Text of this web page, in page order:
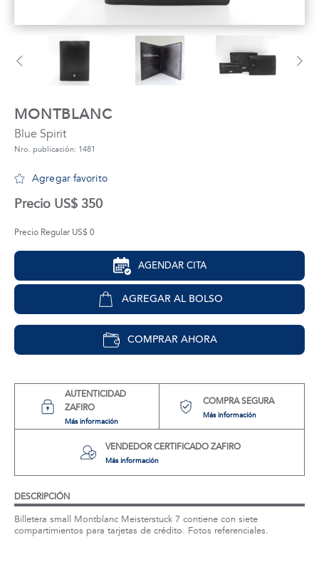
MONTBLANC
Blue Spirit
Nro. publicación: 1481
Agregar favorito
Precio US$ 350
Precio Regular US$ 0
AGENDAR CITA
AGREGAR AL BOLSO
COMPRAR AHORA
AUTENTICIDAD
ZAFIRO
Más información
COMPRA SEGURA
Más información
VENDEDOR CERTIFICADO ZAFIRO
Más información
DESCRIPCIÓN
Billetera small Montblanc Meisterstuck 7 contiene con siete
compartimientos para tarjetas de crédito. Fotos referenciales.